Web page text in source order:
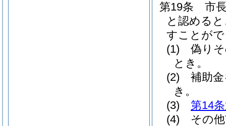
第19条
市
と認める
すことが
(1)
偽り
とき。
(2)
補助
き。
(3)
第14
(4)
その